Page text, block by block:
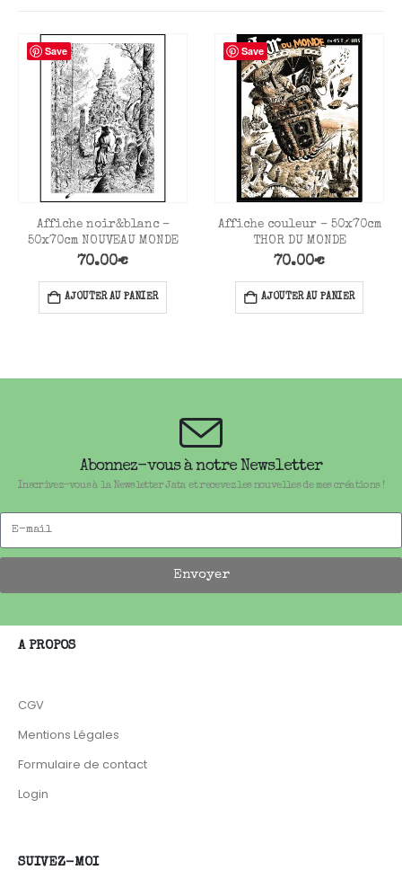
Save
Affiche noir&blanc –
50x70cm NOUVEAU MONDE
70.00€
AJOUTER AU PANIER
Save
Affiche couleur – 50x70cm
THOR DU MONDE
70.00€
AJOUTER AU PANIER
Abonnez-vous à notre Newsletter
Inscrivez-vous à la Newsletter Jata et recevez les nouvelles de mes créations !
Envoyer
A PROPOS
CGV
Mentions Légales
Formulaire de contact
Login
SUIVEZ-MOI